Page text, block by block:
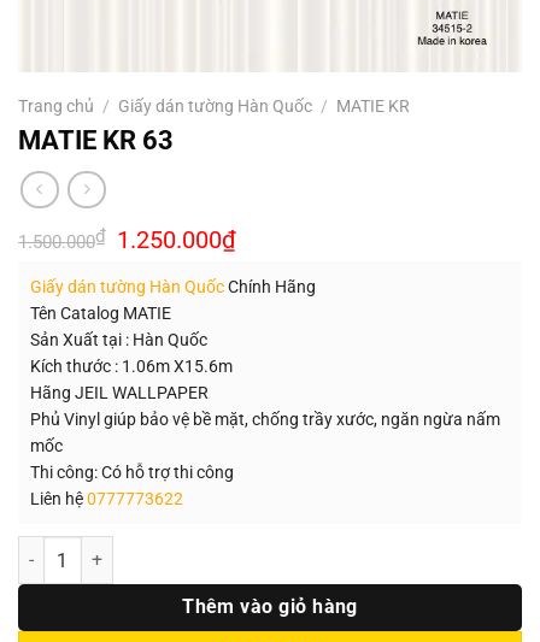
Trang chủ / Giấy dán tường Hàn Quốc / MATIE KR
MATIE KR 63
1.500.000₫ Giá
gốc
1.500.000₫.
1.250.000₫Giá
hiện
là:
Giấy dán tường Hàn QuốcChính Hãng
Tên Catalog MATIE
Sản Xuất tại : Hàn Quốc
Kích thước : 1.06m X15.6m
Hãng JEIL WALLPAPER
Phủ Vinyl giúp bảo vệ bề mặt, chống trầy xước, ngăn ngừa nấm
mốc
Thi công: Có hỗ trợ thi công
Liên hệ0777773622
Số lượng
Thêm vào giỏ hàng